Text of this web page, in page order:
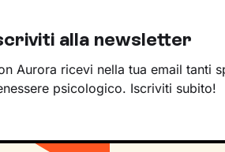
alla newsletter
Aurora ricevi nella tua email tanti
psicologico. Iscriviti subito!